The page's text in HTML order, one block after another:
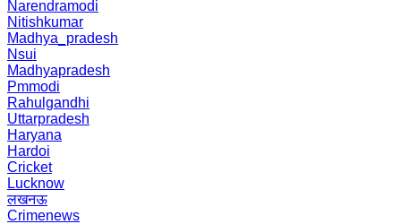
Narendramodi
Nitishkumar
Madhya_pradesh
Nsui
Madhyapradesh
Pmmodi
Rahulgandhi
Uttarpradesh
Haryana
Hardoi
Cricket
Lucknow
लखनऊ
Crimenews